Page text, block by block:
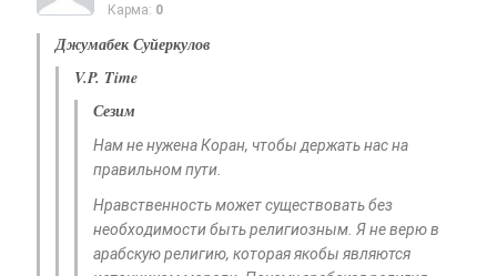
Карма: 0
Джумабек Суйеркулов
V.P. Time
Сезим
Нам не нужена Коран, чтобы держать нас на
правильном пути.
Нравственность может существовать без
необходимости быть религиозным. Я не верю в
арабскую религию, которая якобы являются